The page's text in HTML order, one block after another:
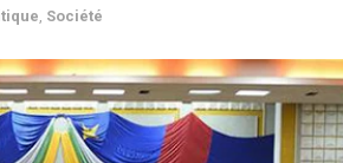
Société